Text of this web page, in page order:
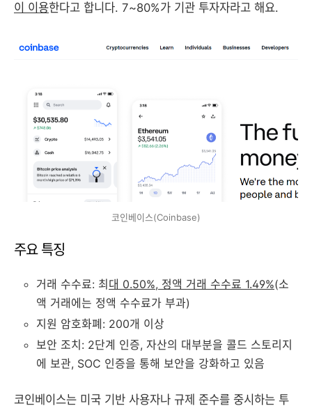
이 이용한다고 합니다. 7~80%가 기관 투자자라고 해요.
코인베이스(Coinbase)
주요 특징
거래 수수료: 최 대 0.50%, 정액 거래 수수료 1.49%(소
액 거래에는 정액 수수료가 부과)
지원 암호화폐: 200개 이상
보안 조치: 2단계 인증, 자산의 대부분을 콜드 스토리지
에 보관, SOC 인증을 통해 보안을 강화하고 있음
코인베이스는 미국 기반 사용자나 규제 준수를 중시하는 투